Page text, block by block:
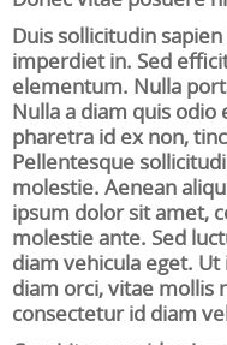
Duis sollicitudin
imperdiet in. Sed
elementum. Nulla
Nulla a diam quis
pharetra id ex non,
Pellentesque
molestie. Aenean
ipsum dolor sit amet,
molestie ante. Sed
diam vehicula eget.
diam orci, vitae mollis
consectetur id diam